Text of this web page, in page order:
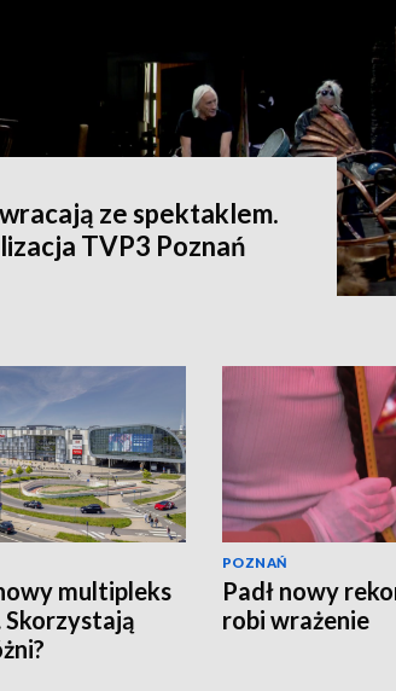
ze spektaklem.
TVP3 Poznań
multipleks
Skorzystają
POZNAŃ
Padł nowy
robi wrażenie